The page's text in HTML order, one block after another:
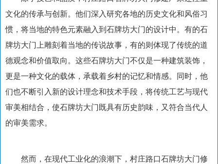
文化的传承与创新。他们深入研究各地的历史文化和风俗习
惯，将当地的特色元素融入到石牌坊大门的设计中。有的石
牌坊大门上雕刻着当地的传说故事，有的则体现了传统的道
德观念和价值取向。这些石牌坊大门不仅是一种建筑装饰，
更是一种文化的载体，承载着乡村的记忆和情感。同时，他
们也不断引入新的设计理念和技术手段，将传统工艺与现代
审美相结合，使石牌坊大门既具有历史韵味，又符合当代人
的审美需求。
然而，在现代工业化的浪潮下，村庄路口石牌坊大门修